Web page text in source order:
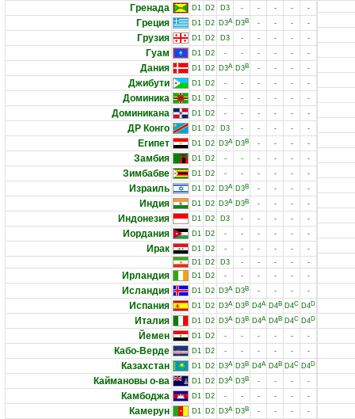
Гренада D1 D2 D3 - - - - -
Греция D1 D2 D3A D3B - - - -
Грузия D1 D2 D3 - - - - -
Гуам D1 D2 - - - - - -
Дания D1 D2 D3A D3B - - - -
Джибути D1 D2 - - - - - -
Доминика D1 D2 - - - - - -
Доминикана D1 D2 - - - - - -
ДР Конго D1 D2 D3 - - - - -
Египет D1 D2 D3A D3B - - - -
Замбия D1 D2 - - - - - -
Зимбабве D1 D2 - - - - - -
Израиль D1 D2 D3A D3B - - - -
Индия D1 D2 D3A D3B - - - -
Индонезия D1 D2 D3 - - - - -
Иордания D1 D2 - - - - - -
Ирак D1 D2 - - - - -
-
D1 D2 D3 - - - - -
Ирландия D1 D2 - - - - - -
Исландия D1 D2 D3A D3B - - - -
Испания D1 D2 D3A D3B D4A D4B D4C D4D
Италия D1 D2 D3A D3B D4A D4B D4C D4D
Йемен D1 D2 - - - - - -
Кабо-Верде D1 D2 - - - - - -
Казахстан D1 D2 D3A D3B D4A D4B D4C D4D
Каймановы о-ва D1 D2 D3A D3B - - - -
Камбоджа D1 D2 - - - - - -
Камерун D1 D2 D3A D3B - - - -